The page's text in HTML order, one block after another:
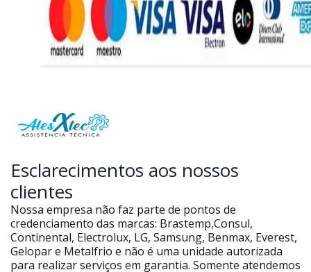
Esclarecimentos aos nossos
clientes
Nossa empresa não faz parte de pontos de
credenciamento das marcas: Brastemp,Consul,
Continental, Electrolux, LG, Samsung, Benmax, Everest,
Gelopar e Metalfrio e não é uma unidade autorizada
para realizar serviços em garantia. Somente atendemos